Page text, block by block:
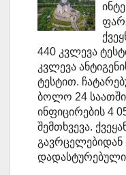
440 კვლევა
კვლევა
ტესტით.
ბოლო 24
ინფიცირების 4
შემთხვევა.
დადასტურებული